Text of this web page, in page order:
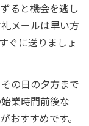
ると機会を逃し
メールは早い方
ぐに送りましょ
の日の夕方まで
業時間前後な
おすすめです。